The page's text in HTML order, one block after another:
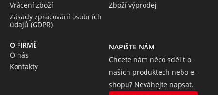
Vrácení zboží
Zásady zpracování osobních
údajů (GDPR)
Zboží výprodej
O FIRMĚ
O nás
Kontakty
NAPIŠTE NÁM
Chcete nám něco sdělit o
našich produktech nebo e-
shopu? Neváhejte napsat.